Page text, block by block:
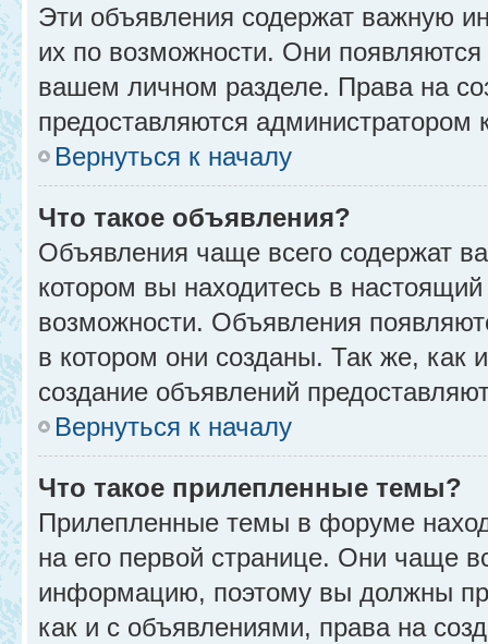
Эти объявления содержат важную
их по возможности. Они
вашем личном разделе. Права на
предоставляются администратором
Вернуться к началу
Что такое объявления?
Объявления чаще всего содержат
котором вы находитесь в
возможности. Объявления
в котором они созданы. Так же,
создание объявлений
Вернуться к началу
Что такое прилепленные темы?
Прилепленные темы в форуме
на его первой странице. Они чаще
информацию, поэтому вы должны
как и с объявлениями, права на